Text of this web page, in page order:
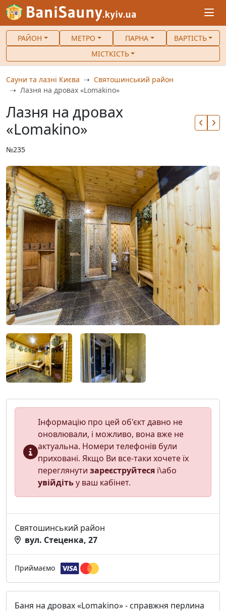
РАЙОН МЕТРО ПАРНА
ВАРТІСТЬ
МІСТКІСТЬ
Сауни та лазні Києва
Святошинський район
Лазня на дровах «Lomakino»
Лазня на дровах
«Lomakino»
№235
Інформацію про цей об'єкт давно не
оновлювали, і можливо, вона вже не
актуальна. Номери телефонів були
приховані. Якщо Ви все-таки хочете їх
переглянути зареєструйтеся і\або
увійдітьу ваш кабінет.
Святошинський район
вул. Стеценка, 27
Приймаємо
Баня на дровах «Lomakino» - справжня перлина